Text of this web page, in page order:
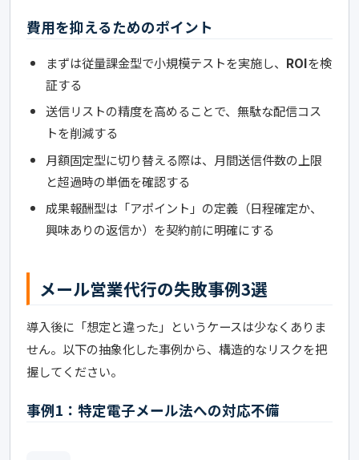
費用を抑えるためのポイント
まずは従量課金型で小規模テストを実施し、 ROIを検
証する
送信リストの精度を高めることで、無駄な配信コス
トを削減する
月額固定型に切り替える際は、月間送信件数の上限
と超過時の単価を確認する
成果報酬型は「アポイント」の定義（日程確定か、
興味ありの返信か）を契約前に明確にする
メール営業代行の失敗事例3選
導入後に「想定と違った」というケースは少なくありま
せん。以下の抽象化した事例から、構造的なリスクを把
握してください。
事例1：特定電子メール法への対応不備